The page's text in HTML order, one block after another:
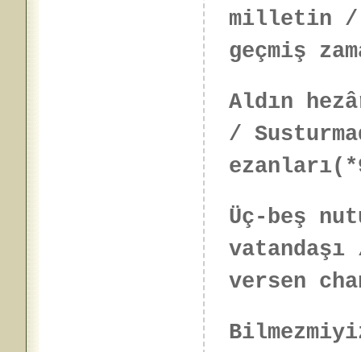
milletin /
geçmiş
Aldın
/
Üç-beş
vatandaşı
versen